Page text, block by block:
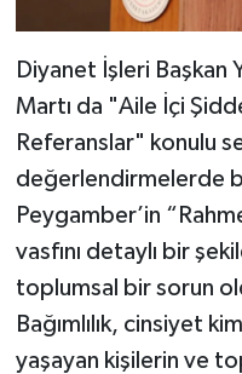
Diyanet İşleri Başkan
Martı da "Aile İçi
Referanslar" konulu
değerlendirmelerde
Peygamber’in
vasfını detaylı bir
toplumsal bir sorun
Bağımlılık, cinsiyet
yaşayan kişilerin ve
Sivas Müftülüğü
Şırnak Müftülüğü
Tekirdağ
Tokat Müftülüğü